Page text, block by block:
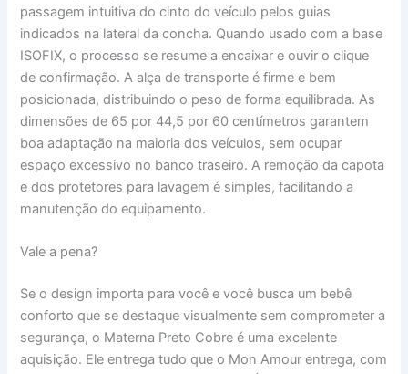
passagem intuitiva do cinto do veículo pelos guias
indicados na lateral da concha. Quando usado com a base
ISOFIX, o processo se resume a encaixar e ouvir o clique
de confirmação. A alça de transporte é firme e bem
posicionada, distribuindo o peso de forma equilibrada. As
dimensões de 65 por 44,5 por 60 centímetros garantem
boa adaptação na maioria dos veículos, sem ocupar
espaço excessivo no banco traseiro. A remoção da capota
e dos protetores para lavagem é simples, facilitando a
manutenção do equipamento.
Vale a pena?
Se o design importa para você e você busca um bebê
conforto que se destaque visualmente sem comprometer a
segurança, o Materna Preto Cobre é uma excelente
aquisição. Ele entrega tudo que o Mon Amour entrega, com